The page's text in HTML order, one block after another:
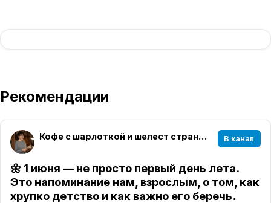
Рекомендации
Кофе с шарлоткой и шелест страниц☕️📖 В канал
🌼 1 июня — не просто первый день лета.
Это напоминание нам, взрослым, о том, как
хрупко детство и как важно его беречь.